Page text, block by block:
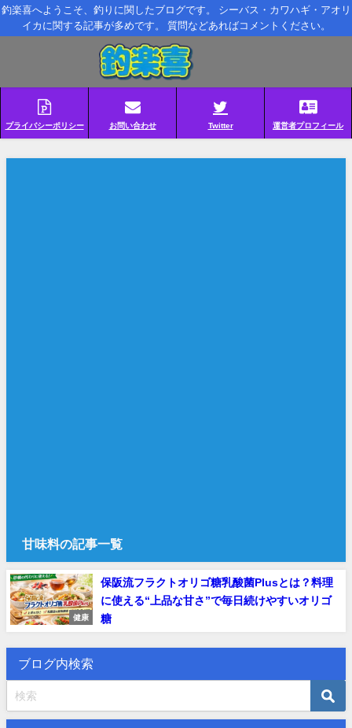
釣楽喜へようこそ、釣りに関したブログです。 シーバス・カワハギ・アオリ
イカに関する記事が多めです。 質問などあればコメントください。
プライバシーポリシー お問い合わせ Twitter 運営者プロフィール
甘味料の記事一覧
健康
保阪流フラクトオリゴ糖乳酸菌Plusとは？料理
に使える“上品な甘さ”で毎日続けやすいオリゴ
糖
ブログ内検索